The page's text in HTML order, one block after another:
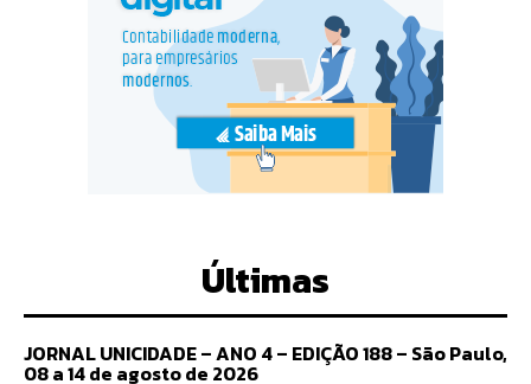
Últimas
JORNAL UNICIDADE – ANO 4 – EDIÇÃO 188 – São Paulo,
08 a 14 de agosto de 2026